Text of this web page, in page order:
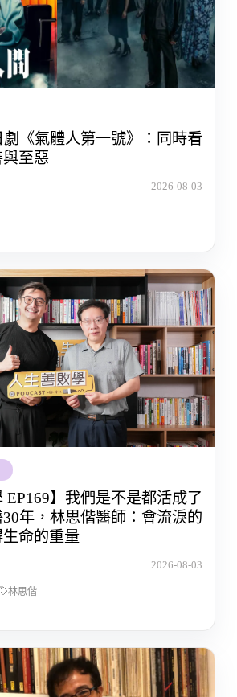
《氣體人第一號》：同時看
與至惡
2026-08-03
EP169】我們是不是都活成了
年，林思偕醫師：會流淚的
命的重量
2026-08-03
林思偕